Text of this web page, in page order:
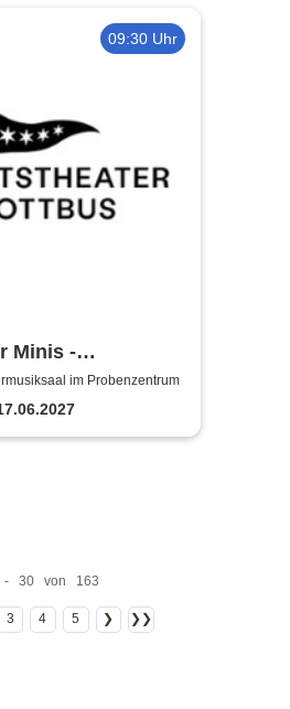
09:30 Uhr
Minis -
Cottbusim Probenzentrum
30 von 163
3 4 5 ❯ ❯❯